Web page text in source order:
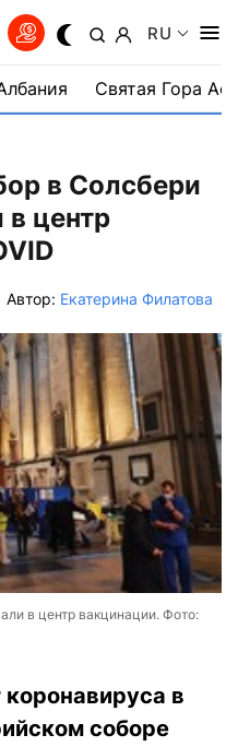
RU
Святая Гора
в Солсбери
в центр
Автор: Екатерина Филатова
в центр вакцинации. Фото:
в
соборе